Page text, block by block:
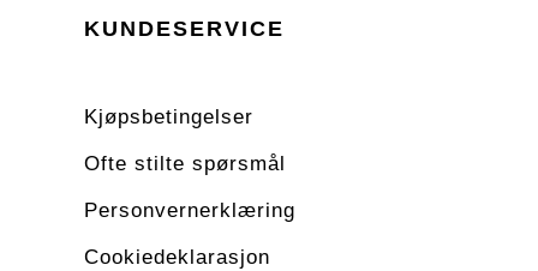
KUNDESERVICE
Kjøpsbetingelser
Ofte stilte spørsmål
Personvernerklæring
Cookiedeklarasjon